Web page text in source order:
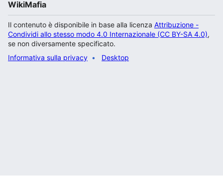
WikiMafia
Il contenuto è disponibile in base alla licenza Attribuzione -
Condividi allo stesso modo 4.0 Internazionale (CC BY-SA 4.0),
se non diversamente specificato.
Informativa sulla privacy
Desktop